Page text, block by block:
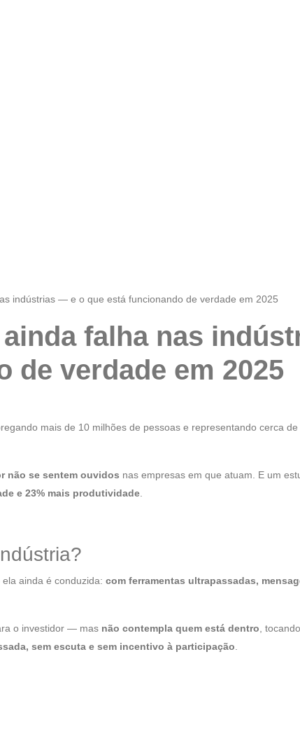
indústrias — e o que está funcionando de verdade em 2025
falha nas
de verdade em 2025
mais de 10 milhões de pessoas e representando cerca de
não se sentem ouvidos nas empresas em que atuam. E um
e 23% mais produtividade
ainda é conduzida: com ferramentas ultrapassadas,
o investidor — mas não contempla quem está dentro ,
sem escuta e sem incentivo à participação